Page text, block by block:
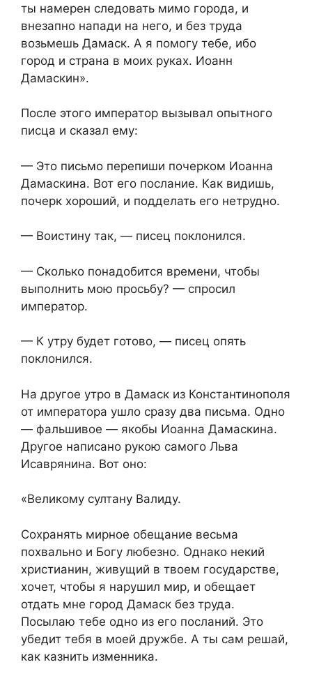
ты намерен следовать мимо города, и
внезапно напади на него, и без труда
возьмешь Дамаск. А я помогу тебе, ибо
город и страна в моих руках. Иоанн
Дамаскин».
После этого император вызывал опытного
писца и сказал ему:
— Это письмо перепиши почерком Иоанна
Дамаскина. Вот его послание. Как видишь,
почерк хороший, и подделать его нетрудно.
— Воистину так, — писец поклонился.
— Сколько понадобится времени, чтобы
выполнить мою просьбу? — спросил
император.
— К утру будет готово, — писец опять
поклонился.
На другое утро в Дамаск из Константинополя
от императора ушло сразу два письма. Одно
— фальшивое — якобы Иоанна Дамаскина.
Другое написано рукою самого Льва
Исаврянина. Вот оно:
«Великому султану Валиду.
Сохранять мирное обещание весьма
похвально и Богу любезно. Однако некий
христианин, живущий в твоем государстве,
хочет, чтобы я нарушил мир, и обещает
отдать мне город Дамаск без труда.
Посылаю тебе одно из его посланий. Это
убедит тебя в моей дружбе. А ты сам решай,
как казнить изменника.